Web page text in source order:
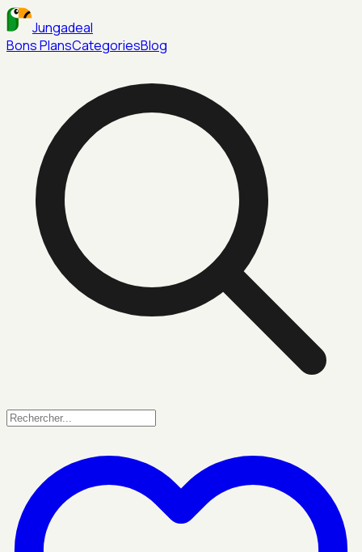
Jungadeal
Bons PlansCategoriesBlog